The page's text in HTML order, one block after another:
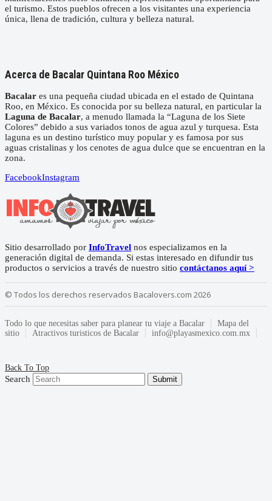
el turismo. Estos pueblos ofrecen a los visitantes una experiencia
única, llena de tradición, cultura y belleza natural.
Acerca de Bacalar Quintana Roo México
Bacalar es una pequeña ciudad ubicada en el estado de Quintana
Roo, en México. Es conocida por su belleza natural, en particular la
Laguna de Bacalar, a menudo llamada la “Laguna de los Siete
Colores” debido a sus variados tonos de agua azul y turquesa. Esta
laguna es un destino turístico muy popular y es famosa por sus
aguas cristalinas y los cenotes de agua dulce que se encuentran en la
zona.
FacebookInstagram
Sitio desarrollado por InfoTravel nos especializamos en la
generación digital de demanda. Si estas interesado en difundir tus
productos o servicios a través de nuestro sitio contáctanos aquí >
© Todos los derechos reservados Bacalovers.com 2026
Todo lo que necesitas saber para planear tu viaje a Bacalar
Mapa del
sitio
Atractivos turisticos de Bacalar info@playasmexico.com.mx
Back To Top
Search Submit